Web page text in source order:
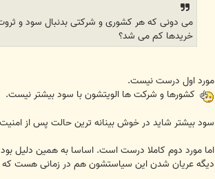
می دونی که هر کشوری و شرکتی بدنبال سود و
خریدها کم می شد؟
مورد اول درست نیست.
کشورها و شرکت ها الویتشون با سود بیشتر نیست.
سود بیشتر شاید در خوش بینانه ترین حالت پس از امنیت
اما مورد دوم کاملا درست است. اساسا به همین دلیل بود
دیگه عریان شدن این سیاستشون هم در زمانی هست که شاه